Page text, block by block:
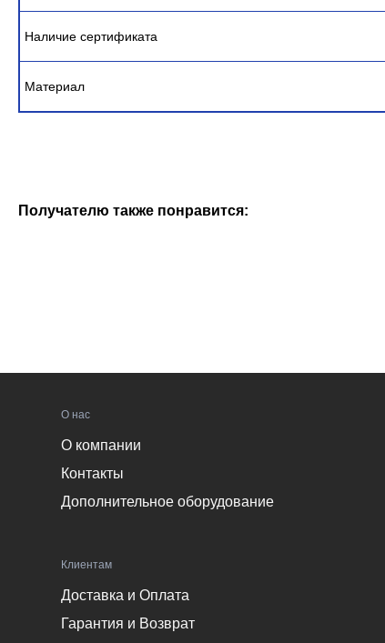
Наличие сертификата
Материал
Получателю также понравится:
О нас
О компании
Контакты
Дополнительное оборудование
Клиентам
Доставка и Оплата
Гарантия и Возврат